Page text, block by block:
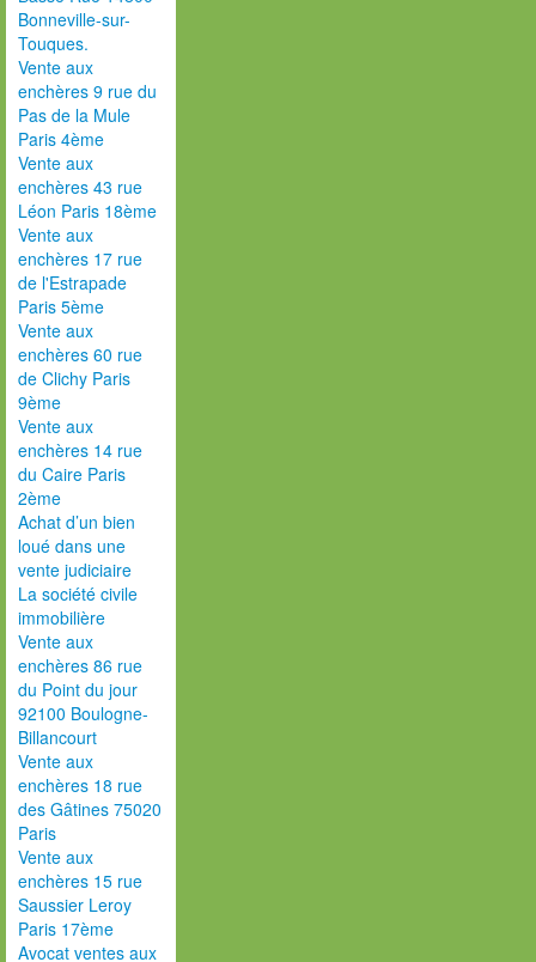
Bonneville-sur-
Touques.
Vente aux
enchères 9 rue du
Pas de la Mule
Paris 4ème
Vente aux
enchères 43 rue
Léon Paris 18ème
Vente aux
enchères 17 rue
de l'Estrapade
Paris 5ème
Vente aux
enchères 60 rue
de Clichy Paris
9ème
Vente aux
enchères 14 rue
du Caire Paris
2ème
Achat d’un bien
loué dans une
vente judiciaire
La société civile
immobilière
Vente aux
enchères 86 rue
du Point du jour
92100 Boulogne-
Billancourt
Vente aux
enchères 18 rue
des Gâtines 75020
Paris
Vente aux
enchères 15 rue
Saussier Leroy
Paris 17ème
Avocat ventes aux